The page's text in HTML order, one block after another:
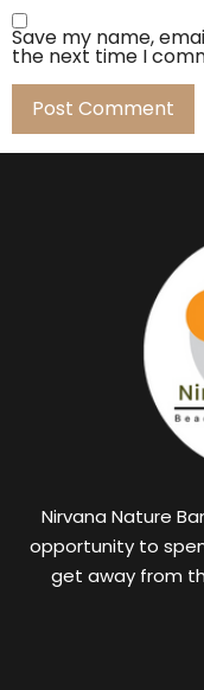
Save my name,
the next time I
Nirvana Nature
opportunity to
get away from